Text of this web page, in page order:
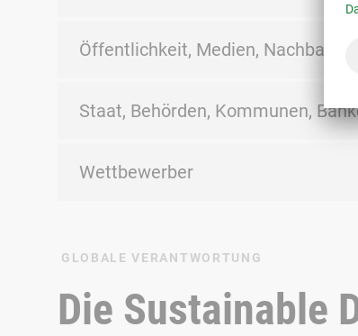
Öffentlichkeit, Medien, Nachbarn
Staat, Behörden, Kommunen,
Wettbewerber
GLOBALE VERANTWORTUNG
Die Sustainable